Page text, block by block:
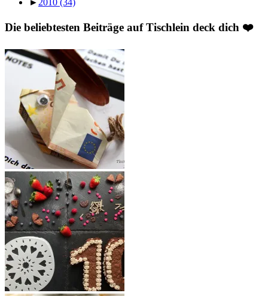
Die beliebtesten Beiträge auf Tischlein deck dich ❤️